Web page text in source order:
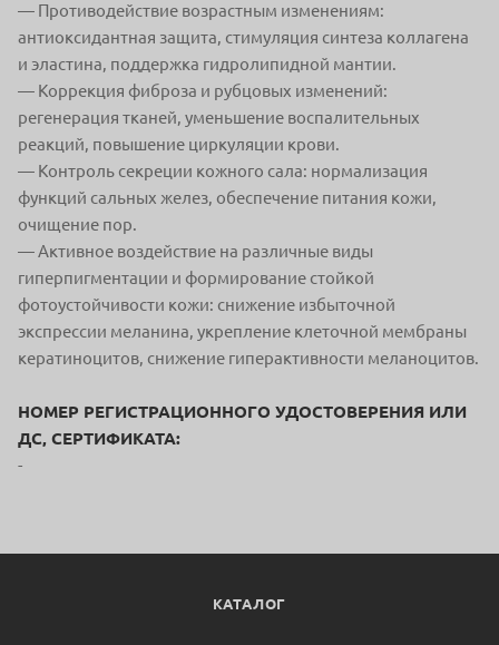
— Противодействие возрастным изменениям:
антиоксидантная защита, стимуляция синтеза коллагена
и эластина, поддержка гидролипидной мантии.
— Коррекция фиброза и рубцовых изменений:
регенерация тканей, уменьшение воспалительных
реакций, повышение циркуляции крови.
— Контроль секреции кожного сала: нормализация
функций сальных желез, обеспечение питания кожи,
очищение пор.
— Активное воздействие на различные виды
гиперпигментации и формирование стойкой
фотоустойчивости кожи: снижение избыточной
экспрессии меланина, укрепление клеточной мембраны
кератиноцитов, снижение гиперактивности меланоцитов.
НОМЕР РЕГИСТРАЦИОННОГО УДОСТОВЕРЕНИЯ ИЛИ
ДС, СЕРТИФИКАТА:
-
КАТАЛОГ